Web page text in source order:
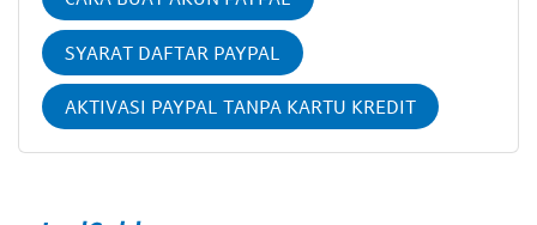
SYARAT DAFTAR PAYPAL
AKTIVASI PAYPAL TANPA KARTU KREDIT